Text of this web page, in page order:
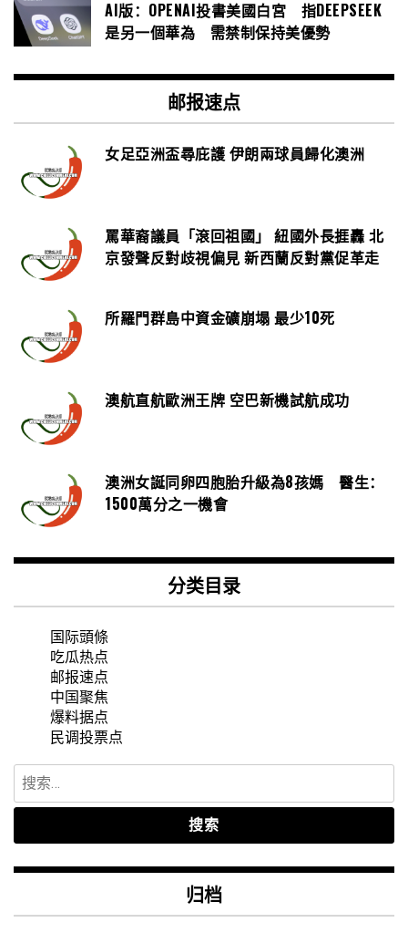
AI版：OPENAI投書美國白宮 指DEEPSEEK
是另一個華為 需禁制保持美優勢
邮报速点
女足亞洲盃尋庇護 伊朗兩球員歸化澳洲
罵華裔議員「滾回祖國」 紐國外長捱轟 北
京發聲反對歧視偏見 新西蘭反對黨促革走
所羅門群島中資金礦崩塌 最少10死
澳航直航歐洲王牌 空巴新機試航成功
澳洲女誕同卵四胞胎升級為8孩媽 醫生：
1500萬分之一機會
分类目录
国际頭條
吃瓜热点
邮报速点
中国聚焦
爆料据点
民调投票点
搜
索：
归档